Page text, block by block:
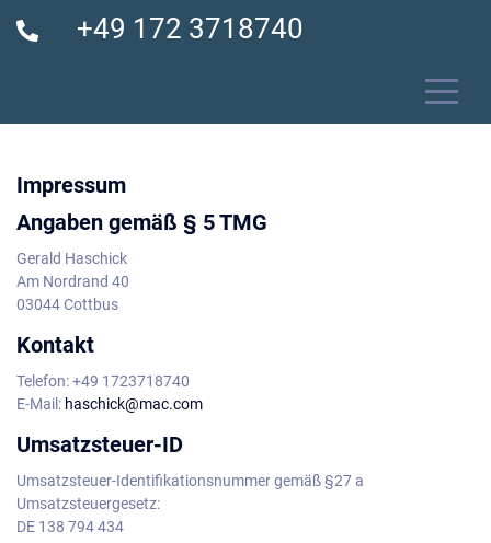
+49 172 3718740
Impressum
Angaben gemäß § 5 TMG
Gerald Haschick
Am Nordrand 40
03044 Cottbus
Kontakt
Telefon: +49 1723718740
E-Mail: haschick@mac.com
Umsatzsteuer-ID
Umsatzsteuer-Identifikationsnummer gemäß §27 a
Umsatzsteuergesetz:
DE 138 794 434